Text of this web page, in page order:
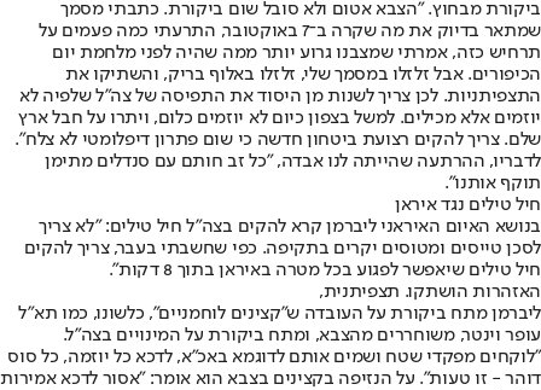
ביקורת מבחוץ. "הצבא אטום ולא סובל שום ביקורת. כתבתי מסמך
שמתאר בדיוק את מה שקרה ב־7 באוקטובר, התרעתי כמה פעמים על
תרחיש כזה, אמרתי שמצבנו גרוע יותר ממה שהיה לפני מלחמת יום
הכיפורים. אבל זלזלו במסמך שלי, זלזלו באלוף בריק, והשתיקו את
התצפיתניות. לכן צריך לשנות מן היסוד את התפיסה של צה"ל שלפיה לא
יוזמים אלא מכילים. למשל בצפון כיום לא יוזמים כלום, ויתרו על חבל ארץ
שלם. צריך להקים רצועת ביטחון חדשה כי שום פתרון דיפלומטי לא צלח".
לדבריו, ההרתעה שהייתה לנו אבדה, "כל זב חותם עם סנדלים מתימן
תוקף אותנו".
חיל טילים נגד איראן
בנושא האיום האיראני ליברמן קרא להקים בצה"ל חיל טילים: "לא צריך
לסכן טייסים ומטוסים יקרים בתקיפה. כפי שחשבתי בעבר, צריך להקים
חיל טילים שיאפשר לפגוע בכל מטרה באיראן בתוך 8 דקות".
האזהרות הושתקו. תצפיתנית,
ליברמן מתח ביקורת על העובדה ש"קצינים לוחמניים", כלשונו, כמו תא"ל
עופר וינטר, משוחררים מהצבא, ומתח ביקורת על המינויים בצה"ל.
"לוקחים מפקדי שטח ושמים אותם לדוגמא באכ"א, לדכא כל יוזמה, כל סוס
דוהר - זו טעות". על הנזיפה בקצינים בצבא הוא אומר: "אסור לדכא אמירות